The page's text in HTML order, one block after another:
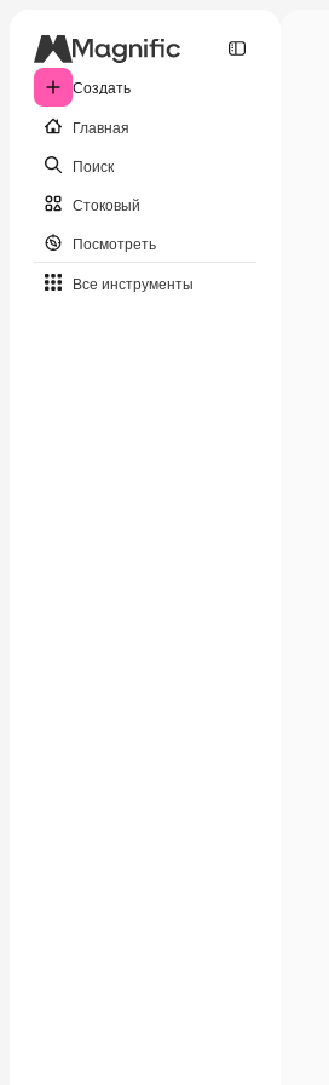
Создать
Главная
Поиск
Стоковый
Посмотреть
Все инструменты